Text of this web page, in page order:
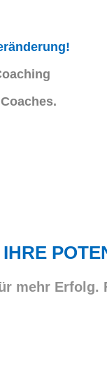
mehr Erfolg.